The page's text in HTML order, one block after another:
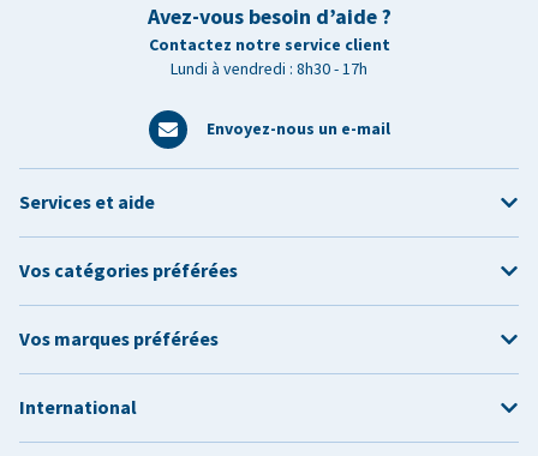
Avez-vous besoin d’aide ?
Contactez notre service client
Lundi à vendredi : 8h30 - 17h
Envoyez-nous un e-mail
Services et aide
Vos catégories préférées
Vos marques préférées
International